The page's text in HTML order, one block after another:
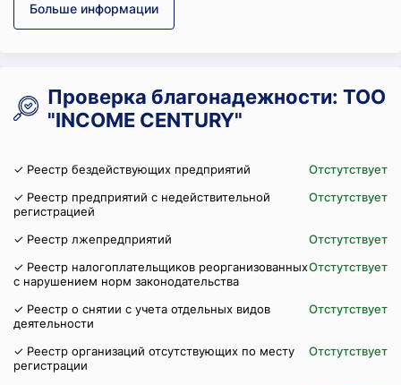
Больше информации
Проверка благонадежности: ТОО
"INCOME CENTURY"
✓ Реестр бездействующих предприятий
Отстутствует
✓ Реестр предприятий с недействительной
регистрацией
Отстутствует
✓ Реестр лжепредприятий
Отстутствует
✓ Реестр налогоплательщиков реорганизованных
с нарушением норм законодательства
Отстутствует
✓ Реестр о снятии с учета отдельных видов
деятельности
Отстутствует
✓ Реестр организаций отсутствующих по месту
регистрации
Отстутствует